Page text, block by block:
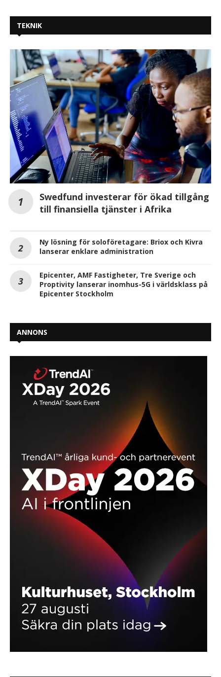
TEKNIK
Swedfund investerar för ökad tillgång
till finansiella tjänster i Afrika
Ny lösning för soloföretagare: Briox och Kivra
lanserar enklare administration
Epicenter, AMF Fastigheter, Tre Sverige och
Proptivity lanserar inomhus-5G i världsklass på
Epicenter Stockholm
ANNONS